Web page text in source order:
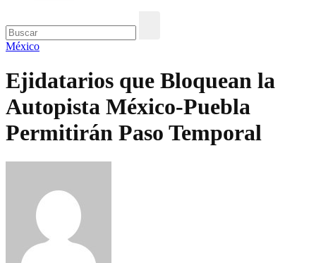
México
Ejidatarios que Bloquean la
Autopista México-Puebla
Permitirán Paso Temporal